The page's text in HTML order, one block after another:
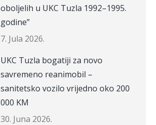
oboljelih u UKC Tuzla 1992–1995.
godine”
7. Jula 2026.
UKC Tuzla bogatiji za novo
savremeno reanimobil –
sanitetsko vozilo vrijedno oko 200
000 KM
30. Juna 2026.